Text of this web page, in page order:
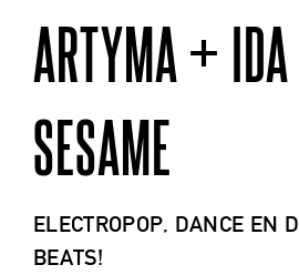
ARTYMA +
SESAME
ELECTROPOP, DANCE EN
BEATS!